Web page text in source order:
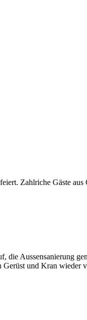
Zahlriche Gäste
die Aussensanierung
und Kran wieder